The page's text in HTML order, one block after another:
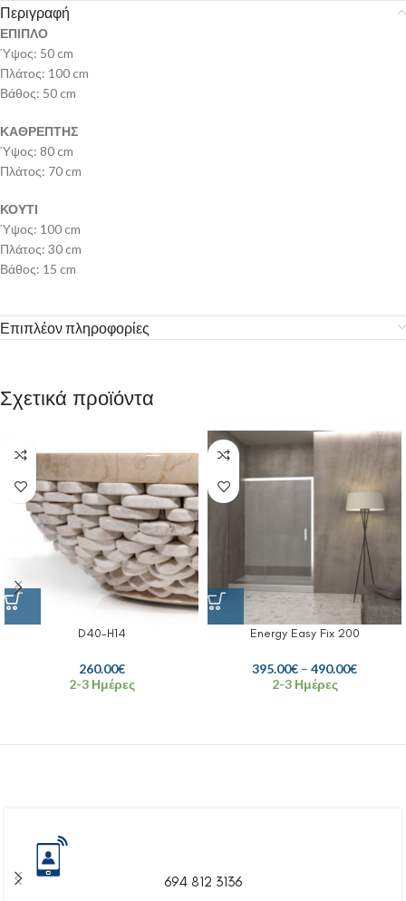
Περιγραφή
ΕΠΙΠΛΟ
Ύψος: 50 cm
Πλάτος: 100 cm
Βάθος: 50 cm
ΚΑΘΡΕΠΤΗΣ
Ύψος: 80 cm
Πλάτος: 70 cm
ΚΟΥΤΙ
Ύψος: 100 cm
Πλάτος: 30 cm
Βάθος: 15 cm
Επιπλέον πληροφορίες
Σχετικά προϊόντα
D40-H14
260.00€
2-3 Ημέρες
Energy Easy Fix 200
395.00€ – 490.00€
2-3 Ημέρες
694 812 3136